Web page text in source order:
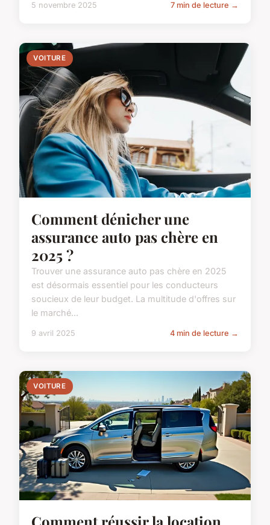
5 novembre 2025 7 min de lecture →
VOITURE
Comment dénicher une
assurance auto pas chère en
2025 ?
Trouver une assurance auto pas chère en 2025
est désormais essentiel pour les conducteurs
soucieux de leur budget. La multitude d'offres sur
le marché...
9 avril 2025 4 min de lecture →
VOITURE